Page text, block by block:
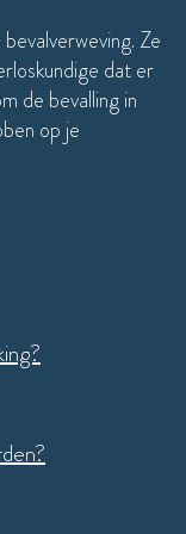
Ze
dat er
de bevalling in
op je